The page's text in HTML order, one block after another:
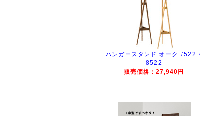
ハンガースタンド オーク 7522・
8522
販売価格：27,940円